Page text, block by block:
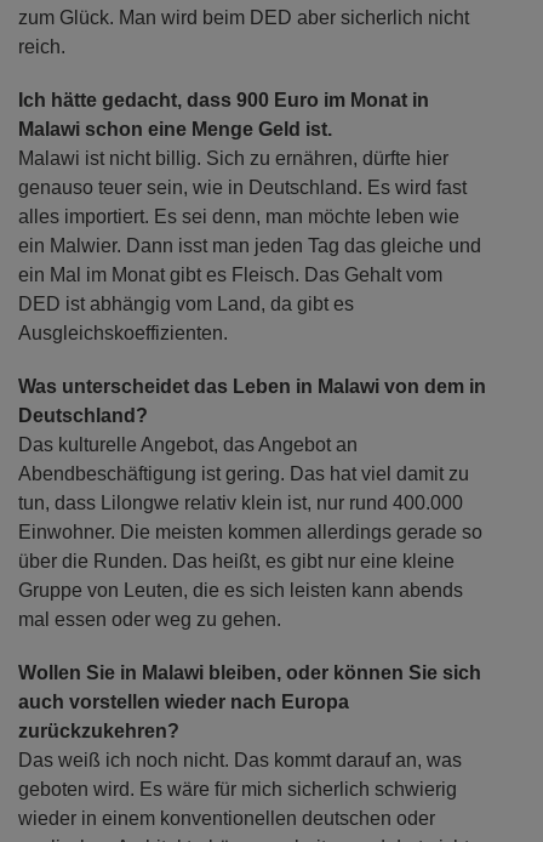
zum Glück. Man wird beim DED aber sicherlich nicht
reich.
Ich hätte gedacht, dass 900 Euro im Monat in
Malawi schon eine Menge Geld ist.
Malawi ist nicht billig. Sich zu ernähren, dürfte hier
genauso teuer sein, wie in Deutschland. Es wird fast
alles importiert. Es sei denn, man möchte leben wie
ein Malwier. Dann isst man jeden Tag das gleiche und
ein Mal im Monat gibt es Fleisch. Das Gehalt vom
DED ist abhängig vom Land, da gibt es
Ausgleichskoeffizienten.
Was unterscheidet das Leben in Malawi von dem in
Deutschland?
Das kulturelle Angebot, das Angebot an
Abendbeschäftigung ist gering. Das hat viel damit zu
tun, dass Lilongwe relativ klein ist, nur rund 400.000
Einwohner. Die meisten kommen allerdings gerade so
über die Runden. Das heißt, es gibt nur eine kleine
Gruppe von Leuten, die es sich leisten kann abends
mal essen oder weg zu gehen.
Wollen Sie in Malawi bleiben, oder können Sie sich
auch vorstellen wieder nach Europa
zurückzukehren?
Das weiß ich noch nicht. Das kommt darauf an, was
geboten wird. Es wäre für mich sicherlich schwierig
wieder in einem konventionellen deutschen oder